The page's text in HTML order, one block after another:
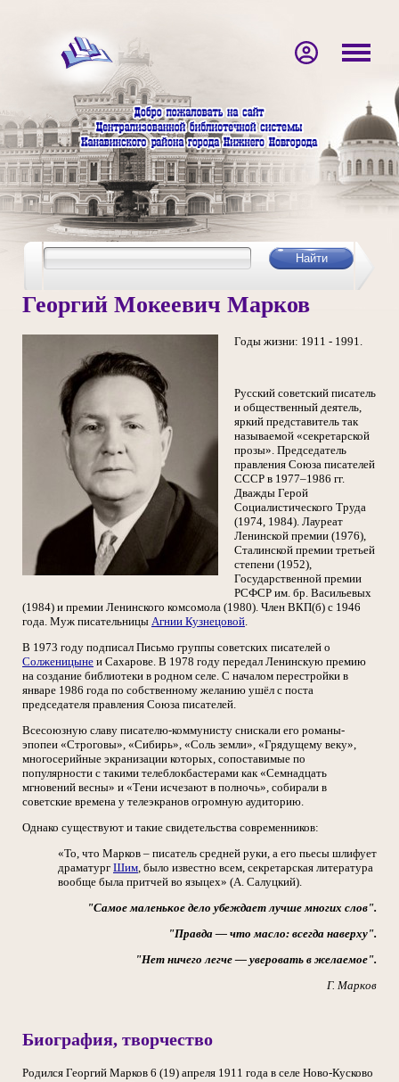
Георгий Мокеевич Марков
Годы жизни: 1911 - 1991.
Русский советский писатель
и общественный деятель,
яркий представитель так
называемой «секретарской
прозы». Председатель
правления Союза писателей
СССР в 1977–1986 гг.
Дважды Герой
Социалистического Труда
(1974, 1984). Лауреат
Ленинской премии (1976),
Сталинской премии третьей
степени (1952),
Государственной премии
РСФСР им. бр. Васильевых
(1984) и премии Ленинского комсомола (1980). Член ВКП(б) с 1946
года. Муж писательницы Агнии Кузнецовой.
В 1973 году подписал Письмо группы советских писателей о
Солженицыне и Сахарове. В 1978 году передал Ленинскую премию
на создание библиотеки в родном селе. С началом перестройки в
январе 1986 года по собственному желанию ушёл с поста
председателя правления Союза писателей.
Всесоюзную славу писателю-коммунисту снискали его романы-
эпопеи «Строговы», «Сибирь», «Соль земли», «Грядущему веку»,
многосерийные экранизации которых, сопоставимые по
популярности с такими телеблокбастерами как «Семнадцать
мгновений весны» и «Тени исчезают в полночь», собирали в
советские времена у телеэкранов огромную аудиторию.
Однако существуют и такие свидетельства современников:
«То, что Марков – писатель средней руки, а его пьесы шлифует
драматург Шим, было известно всем, секретарская литература
вообще была притчей во языцех» (А. Салуцкий).
"Самое маленькое дело убеждает лучше многих слов".
"Правда — что масло: всегда наверху".
"Нет ничего легче — уверовать в желаемое".
Г. Марков
Биография, творчество
Родился Георгий Марков 6 (19) апреля 1911 года в селе Ново-Кусково